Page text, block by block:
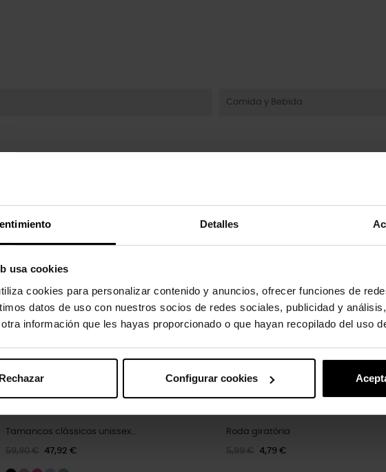
Detalles
usa cookies
cookies para personalizar contenido y anuncios, ofrecer funciones de
datos de uso con nuestros socios de redes sociales, publicidad y
información que les hayas proporcionado o que hayan recopilado del uso
Rechazar Configurar cookies
Comida y Bebida
produto também compraram:
-20%
Tamancos clássicos unissex...
59,90 € 47,92 €
-20%
Roda giratória
5,99 € 4,79 €